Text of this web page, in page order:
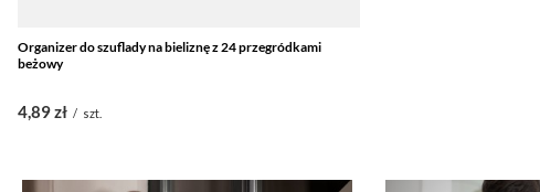
Organizer do szuflady na bieliznę z 24 przegródkami
beżowy
4,89 zł / szt.